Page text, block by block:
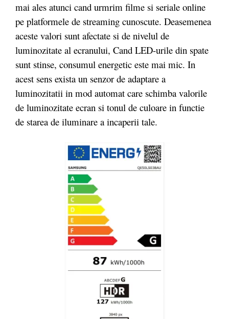
mai ales atunci cand urmrim filme si seriale online
pe platformele de streaming cunoscute. Deasemenea
aceste valori sunt afectate si de nivelul de
luminozitate al ecranului, Cand LED-urile din spate
sunt stinse, consumul energetic este mai mic. In
acest sens exista un senzor de adaptare a
luminozitatii in mod automat care schimba valorile
de luminozitate ecran si tonul de culoare in functie
de starea de iluminare a incaperii tale.